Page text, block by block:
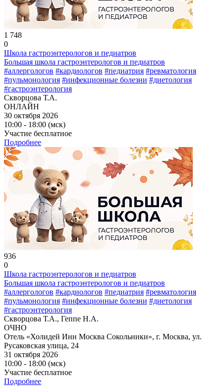
1 748
0
Школа гастроэнтерологов и педиатров
Большая школа гастроэнтерологов и педиатров
#аллергологов #кардиологов #педиатрия #ревматология
#пульмонология #инфекционные болезни #диетология
#гастроэнтерология
Скворцова Т.А.
ОНЛАЙН
30 октября 2026
10:00 - 18:00 (мск)
Участие бесплатное
Подробнее
936
0
Школа гастроэнтерологов и педиатров
Большая школа гастроэнтерологов и педиатров
#аллергологов #кардиологов #педиатрия #ревматология
#пульмонология #инфекционные болезни #диетология
#гастроэнтерология
Скворцова Т.А., Геппе Н.А.
ОЧНО
Отель «Холидей Инн Москва Сокольники», г. Москва, ул.
Русаковская улица, 24
31 октября 2026
10:00 - 18:00 (мск)
Участие бесплатное
Подробнее